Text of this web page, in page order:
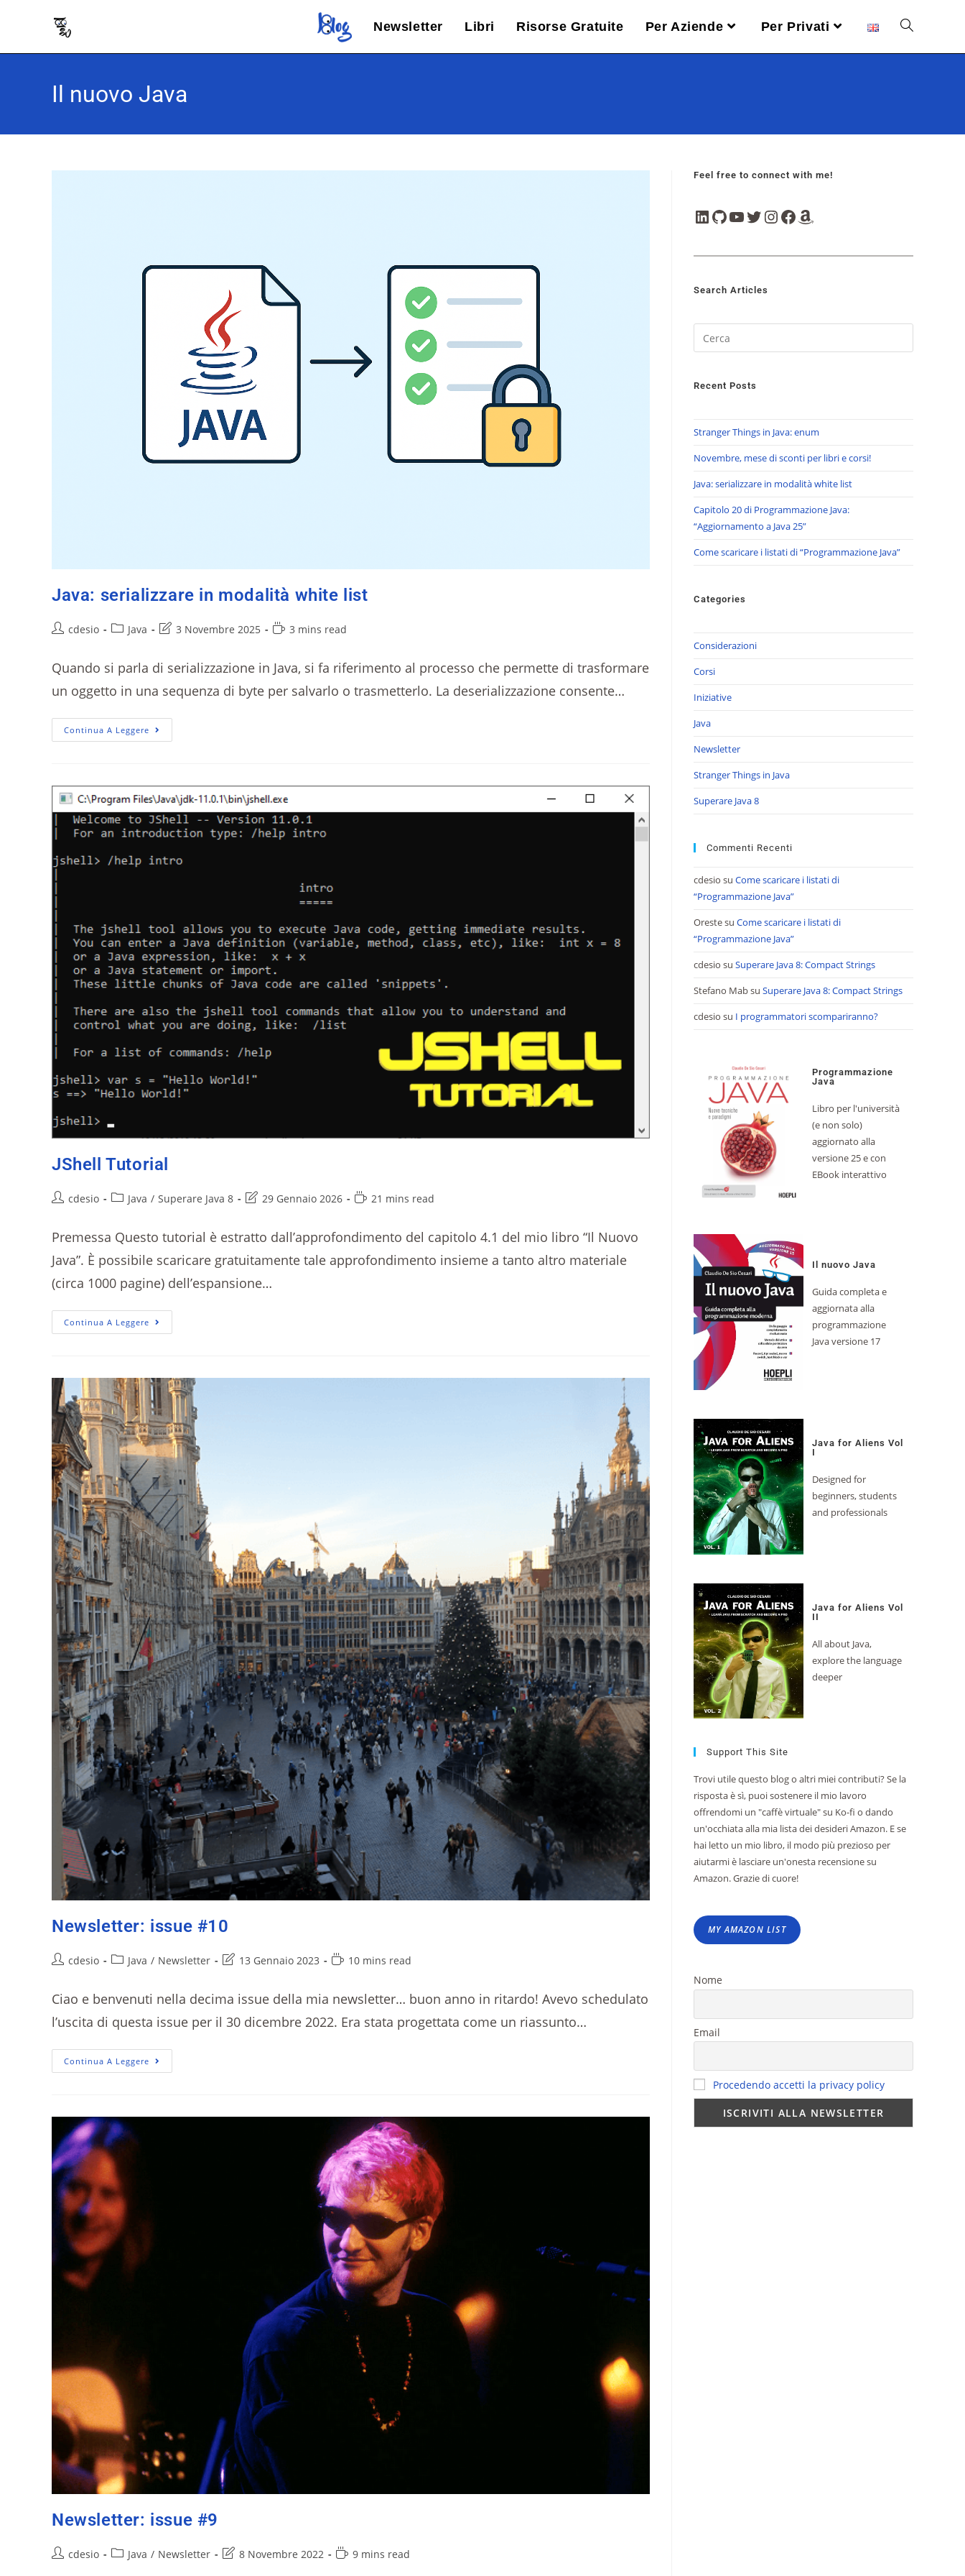
Newsletter Libri Risorse Gratuite Per Aziende Per Privati
Il nuovo Java
Java: serializzare in modalità white list
cdesio Java 3 Novembre 2025 3 mins read
Quando si parla di serializzazione in Java, si fa riferimento al processo che permette di trasformare
un oggetto in una sequenza di byte per salvarlo o trasmetterlo. La deserializzazione consente…
Continua A Leggere
JShell Tutorial
cdesio Java / Superare Java 8 29 Gennaio 2026 21 mins read
Premessa Questo tutorial è estratto dall’approfondimento del capitolo 4.1 del mio libro “Il Nuovo
Java”. È possibile scaricare gratuitamente tale approfondimento insieme a tanto altro materiale
(circa 1000 pagine) dell’espansione…
Continua A Leggere
Newsletter: issue #10
cdesio Java / Newsletter 13 Gennaio 2023 10 mins read
Ciao e benvenuti nella decima issue della mia newsletter… buon anno in ritardo! Avevo schedulato
l’uscita di questa issue per il 30 dicembre 2022. Era stata progettata come un riassunto…
Continua A Leggere
Newsletter: issue #9
cdesio Java / Newsletter 8 Novembre 2022 9 mins read
Feel free to connect with me!
Search Articles
Recent Posts
Stranger Things in Java: enum
Novembre, mese di sconti per libri e corsi!
Java: serializzare in modalità white list
Capitolo 20 di Programmazione Java:
“Aggiornamento a Java 25”
Come scaricare i listati di “Programmazione Java”
Categories
Considerazioni
Corsi
Iniziative
Java
Newsletter
Stranger Things in Java
Superare Java 8
Commenti Recenti
cdesio su Come scaricare i listati di
“Programmazione Java”
Orestesu Come scaricare i listati di
“Programmazione Java”
cdesio su Superare Java 8: Compact Strings
Stefano Mabsu Superare Java 8: Compact Strings
cdesio su I programmatori scompariranno?
Programmazione
Java
Libro per l'università
(e non solo)
aggiornato alla
versione 25 e con
EBook interattivo
Il nuovo Java
Guida completa e
aggiornata alla
programmazione
Java versione 17
Java for Aliens Vol
I
Designed for
beginners, students
and professionals
Java for Aliens Vol
II
All about Java,
explore the language
deeper
Support This Site
Trovi utile questo blog o altri miei contributi? Se la
risposta è sì, puoi sostenere il mio lavoro
offrendomi un "caffè virtuale" su Ko-fi o dando
un'occhiata alla mia lista dei desideri Amazon. E se
hai letto un mio libro, il modo più prezioso per
aiutarmi è lasciare un'onesta recensione su
Amazon. Grazie di cuore!
MY AMAZON LIST
Nome
Email
Procedendo accetti la privacy policy